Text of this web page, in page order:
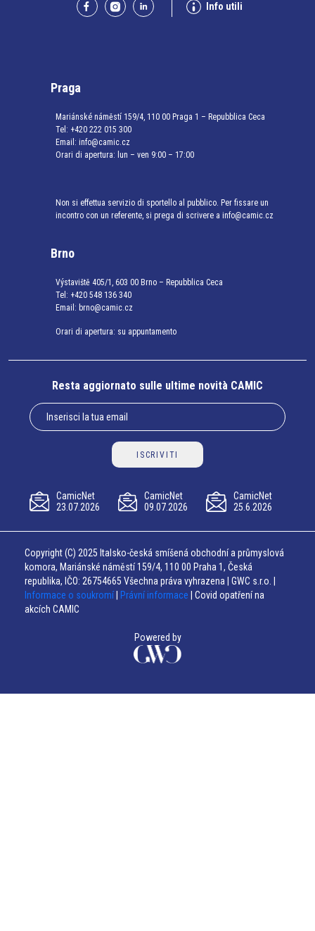
Info utili
Praga
Mariánské náměstí 159/4, 110 00 Praga 1 – Repubblica Ceca
Tel: +420 222 015 300
Email: info@camic.cz
Orari di apertura: lun – ven 9:00 – 17:00
Non si effettua servizio di sportello al pubblico. Per fissare un
incontro con un referente, si prega di scrivere a info@camic.cz
Brno
Výstaviště 405/1, 603 00 Brno – Repubblica Ceca
Tel: +420 548 136 340
Email: brno@camic.cz
Orari di apertura: su appuntamento
Resta aggiornato sulle ultime novità CAMIC
ISCRIVITI
CamicNet
23.07.2026
CamicNet
09.07.2026
CamicNet
25.6.2026
Copyright (C) 2025 Italsko-česká smíšená obchodní a průmyslová
komora, Mariánské náměstí 159/4, 110 00 Praha 1, Česká
republika, IČO: 26754665 Všechna práva vyhrazena | GWC s.r.o. |
Informace o soukromí
Právní informace | Covid opatření na
akcích CAMIC
Powered by